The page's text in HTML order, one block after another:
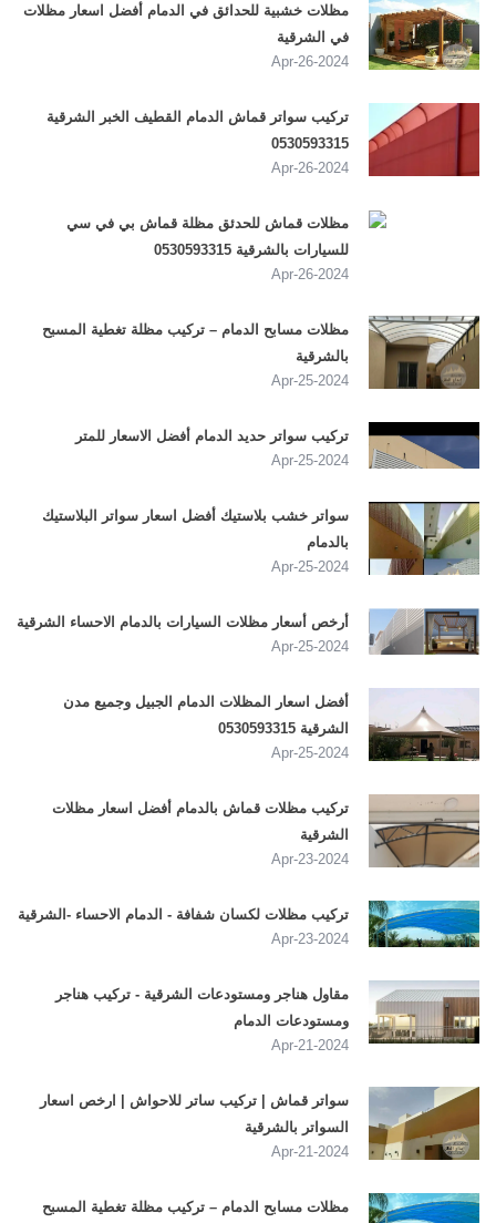
مظلات خشبية للحدائق في الدمام أفضل اسعار مظلات
في الشرقية
2024-Apr-26
تركيب سواتر قماش الدمام القطيف الخبر الشرقية
0530593315
2024-Apr-26
مظلات قماش للحدئق مظلة قماش بي في سي
للسيارات بالشرقية 0530593315
2024-Apr-26
مظلات مسابح الدمام – تركيب مظلة تغطية المسبح
بالشرقية
2024-Apr-25
تركيب سواتر حديد الدمام أفضل الاسعار للمتر
2024-Apr-25
سواتر خشب بلاستيك أفضل اسعار سواتر البلاستيك
بالدمام
2024-Apr-25
أرخص أسعار مظلات السيارات بالدمام الاحساء الشرقية
2024-Apr-25
أفضل اسعار المظلات الدمام الجبيل وجميع مدن
الشرقية 0530593315
2024-Apr-25
تركيب مظلات قماش بالدمام أفضل اسعار مظلات
الشرقية
2024-Apr-23
تركيب مظلات لكسان شفافة - الدمام الاحساء -الشرقية
2024-Apr-23
مقاول هناجر ومستودعات الشرقية - تركيب هناجر
ومستودعات الدمام
2024-Apr-21
سواتر قماش | تركيب ساتر للاحواش | ارخص اسعار
السواتر بالشرقية
2024-Apr-21
مظلات مسابح الدمام – تركيب مظلة تغطية المسبح